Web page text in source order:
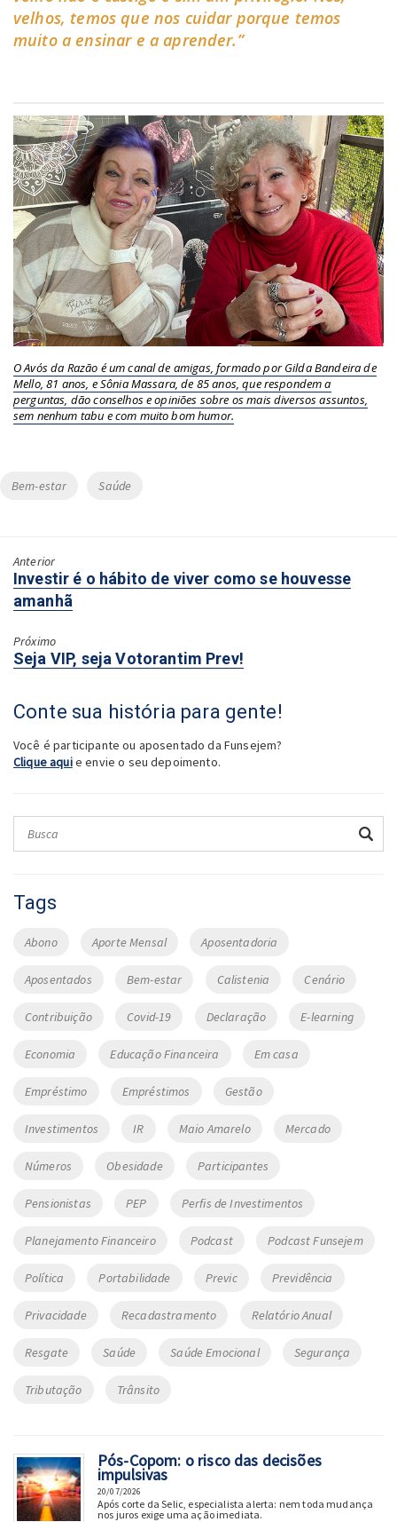
velhos, temos que nos cuidar porque temos
muito a ensinar e a aprender.”
O Avós da Razão é um canal de amigas, formado por Gilda Bandeira de
Mello, 81 anos, e Sônia Massara, de 85 anos, que respondem a
perguntas, dão conselhos e opiniões sobre os mais diversos assuntos,
sem nenhum tabu e com muito bom humor.
Tags
Bem-estar Saúde
Anterior
Próximo:
Investir é o hábito de viver como se houvesse
amanhã
Próximo
Anterior:
Seja VIP, seja Votorantim Prev!
Conte sua história para gente!
Você é participante ou aposentado da Funsejem?
Clique aquie envie o seu depoimento.
Tags
Abono Aporte Mensal Aposentadoria
Aposentados Bem-estar Calistenia Cenário
Contribuição Covid-19 Declaração E-learning
Economia Educação Financeira Em casa
Empréstimo Empréstimos Gestão
Investimentos IR Maio Amarelo Mercado
Números Obesidade Participantes
Pensionistas PEP Perfis de Investimentos
Planejamento Financeiro Podcast Podcast Funsejem
Política Portabilidade Previc Previdência
Privacidade Recadastramento Relatório Anual
Resgate Saúde Saúde Emocional Segurança
Tributação Trânsito
Pós-Copom: o risco das decisões
impulsivas
20/07/2026
Após corte da Selic, especialista alerta: nem toda mudança
nos juros exige uma ação imediata.